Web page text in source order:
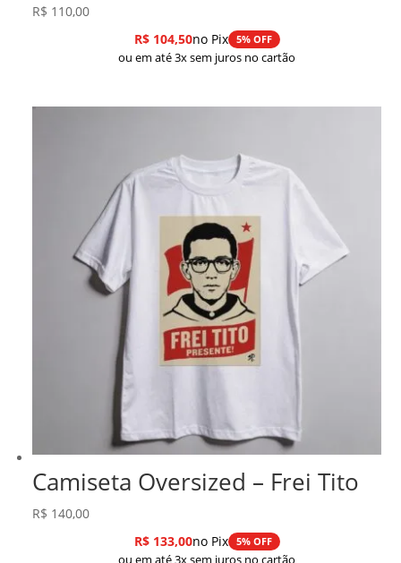
R$ 110,00
R$104,50no Pix 5% OFF
ou em até 3x sem juros no cartão
Camiseta Oversized – Frei Tito
R$ 140,00
R$133,00no Pix 5% OFF